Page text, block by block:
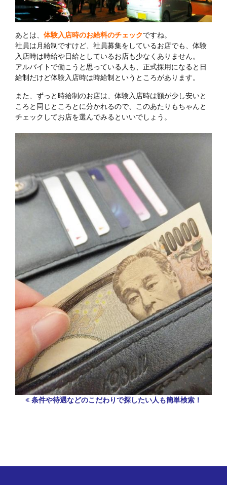
あとは、 体験入店時のお給料のチェックですね。
社員は月給制ですけど、社員募集をしているお店でも、体験
入店時は時給や日給としているお店も少なくありません。
アルバイトで働こうと思っている人も、正式採用になると日
給制だけど体験入店時は時給制というところがあります。
また、ずっと時給制のお店は、体験入店時は額が少し安いと
ころと同じところとに分かれるので、このあたりもちゃんと
チェックしてお店を選んでみるといいでしょう。
条件や待遇などのこだわりで探したい人も簡単検索！